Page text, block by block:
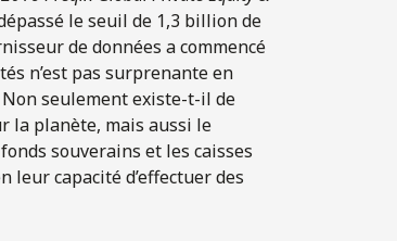
le seuil de 1,3 billion de
de données a commencé
n’est pas surprenante en
seulement existe-t-il de
la planète, mais aussi le
souverains et les caisses
capacité d’effectuer des